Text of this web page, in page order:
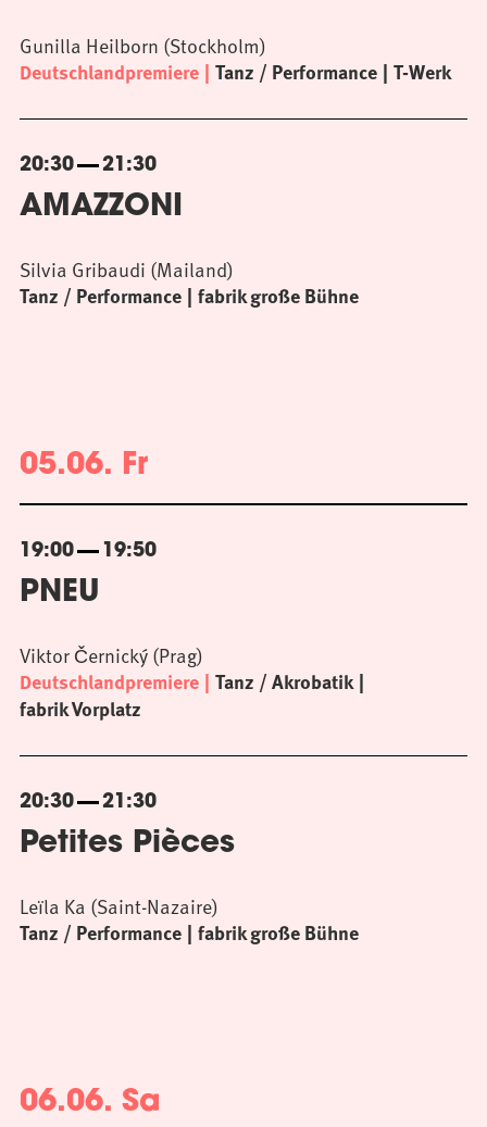
Deutschlandpremiere Tanz / Performance T-Werk
Gunilla Heilborn (Stockholm)
20:30 21:30
AMAZZONI
Tanz / Performance fabrik große Bühne
Silvia Gribaudi (Mailand)
05.06. Fr
19:00 19:50
PNEU
Deutschlandpremiere Tanz / Akrobatik
fabrik Vorplatz
Viktor Černický (Prag)
20:30 21:30
Petites Pièces
Tanz / Performance fabrik große Bühne
Leïla Ka (Saint-Nazaire)
06.06. Sa